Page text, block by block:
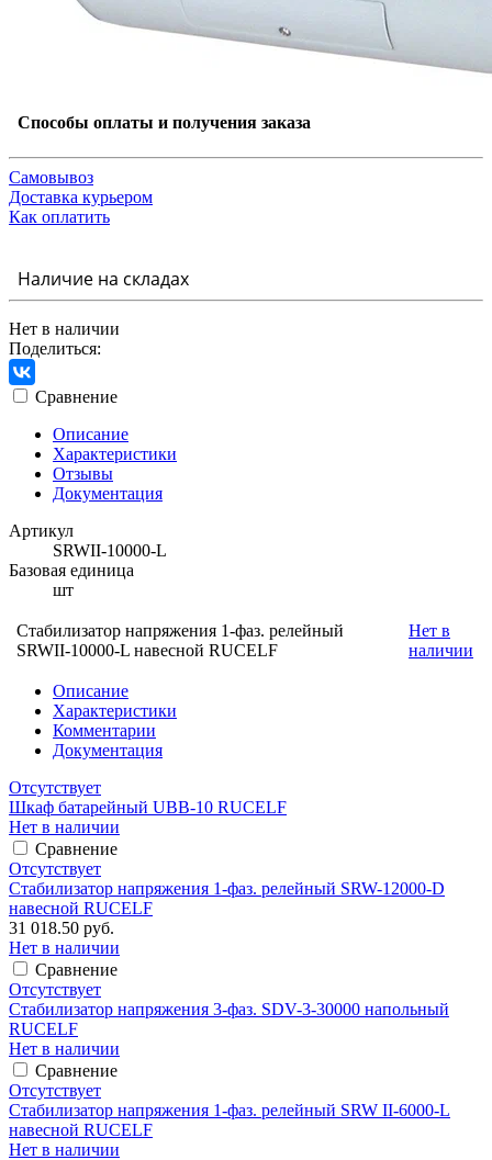
Способы оплаты и получения заказа
Самовывоз
Доставка курьером
Как оплатить
Наличие на складах
Нет в наличии
Поделиться:
Сравнение
Описание
Характеристики
Отзывы
Документация
Артикул
SRWII-10000-L
Базовая единица
шт
Стабилизатор напряжения 1-фаз. релейный
SRWII-10000-L навесной RUCELF
Нет в
наличии
Описание
Характеристики
Комментарии
Документация
Отсутствует
Шкаф батарейный UBB-10 RUCELF
Нет в наличии
Сравнение
Отсутствует
Стабилизатор напряжения 1-фаз. релейный SRW-12000-D
навесной RUCELF
31 018.50 руб.
Нет в наличии
Сравнение
Отсутствует
Стабилизатор напряжения 3-фаз. SDV-3-30000 напольный
RUCELF
Нет в наличии
Сравнение
Отсутствует
Стабилизатор напряжения 1-фаз. релейный SRW II-6000-L
навесной RUCELF
Нет в наличии